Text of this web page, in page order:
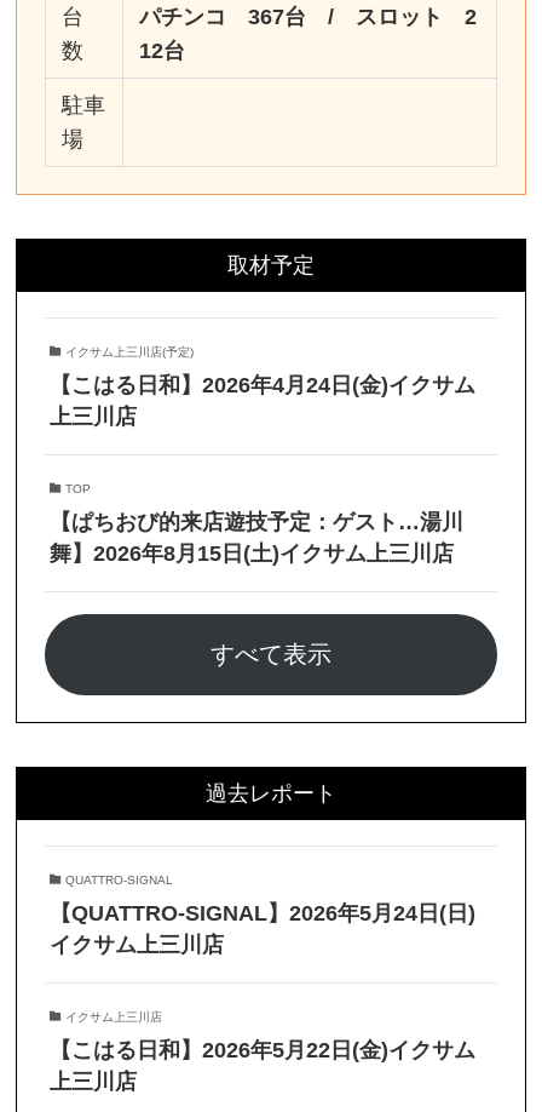
台
数
パチンコ 367台 / スロット 2
12台
駐車
場
取材予定
イクサム上三川店(予定)
【こはる日和】2026年4月24日(金)イクサム
上三川店
TOP
【ぱちおび的来店遊技予定：ゲスト…湯川
舞】2026年8月15日(土)イクサム上三川店
すべて表示
過去レポート
QUATTRO-SIGNAL
【QUATTRO-SIGNAL】2026年5月24日(日)
イクサム上三川店
イクサム上三川店
【こはる日和】2026年5月22日(金)イクサム
上三川店